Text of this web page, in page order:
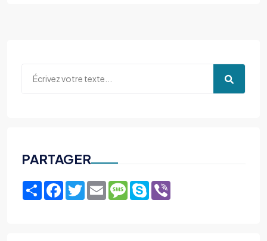
PARTAGER
ShareFacebook
TwitterEmailMessage
Skype